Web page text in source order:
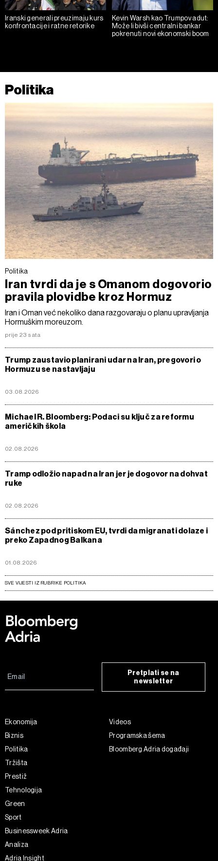
Iranski generali preuzimaju kurs
konfrontacije i ratne retorike
Kevin Warsh kao Trumpov adut:
Može li bivši centralni bankar
pokrenuti novi ekonomski boom
Politika
Politika
Iran tvrdi da je s Omanom dogovorio
pravila plovidbe kroz Hormuz
Iran i Oman već nekoliko dana razgovaraju o planu upravljanja
Hormuškim moreuzom.
prije 23 sata
Trump zaustavio planirani udar na Iran, pregovori o
Hormuzu se nastavljaju
03.08.2026
Michael R. Bloomberg: Podaci su ključ za reformu
američkih škola
02.08.2026
Tramp odložio napad na Iran jer je dogovor na dohvat
ruke
02.08.2026
Sánchez pod pritiskom EU, tvrdi da migranati dolaze i
preko Zapadnog Balkana
01.08.2026
SVE VIJESTI IZ RUBRIKE POLITIKA
Pretplati se na
newsletter
Ekonomija
Biznis
Politika
Tržišta
Prestiž
Tehnologija
Green
Sport
Businessweek Adria
Analiza
Adria Insight
Videos
Programska šema
Bloomberg Adria događaji